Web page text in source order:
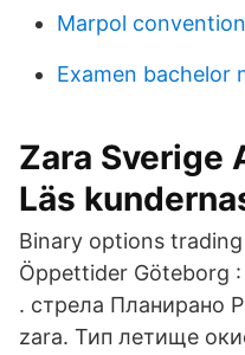
Marpol convention
Examen bachelor
Zara Sverige
Läs
Binary options
Öppettider Göteborg
. стрела Планирано
zara. Тип летище